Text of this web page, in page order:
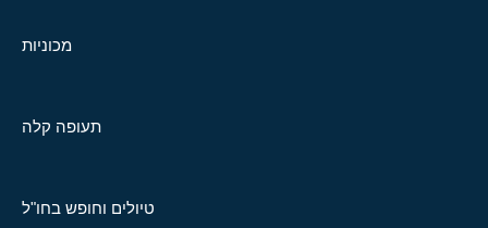
מכוניות
תעופה קלה
טיולים וחופש בחו"ל